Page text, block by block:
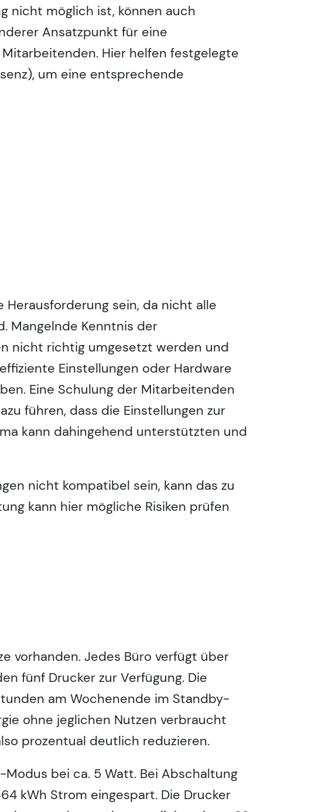
nicht möglich ist, können auch
Ansatzpunkt für eine
Hier helfen festgelegte
um eine entsprechende
sein, da nicht alle
Mangelnde Kenntnis der
nicht richtig umgesetzt werden und
Einstellungen oder Hardware
Eine Schulung der Mitarbeitenden
führen, dass die Einstellungen zur
kann dahingehend unterstützten und
nicht kompatibel sein, kann das zu
kann hier mögliche Risiken prüfen
vorhanden. Jedes Büro verfügt über
fünf Drucker zur Verfügung. Die
am Wochenende im Standby-
ohne jeglichen Nutzen verbraucht
prozentual deutlich reduzieren.
bei ca. 5 Watt. Bei Abschaltung
kWh Strom eingespart. Die Drucker